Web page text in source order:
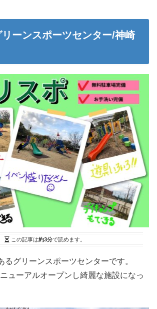
ーンスポーツセンター/神崎
この記事は約3分で読めます。
るグリーンスポーツセンターです。
ューアルオープンし綺麗な施設になっ